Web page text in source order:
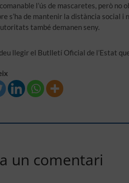
l’ús de mascaretes, però no
s’ha de mantenir la distància social
també demanen seny.
llegir el Butlletí Oficial de l’Estat
un comentari